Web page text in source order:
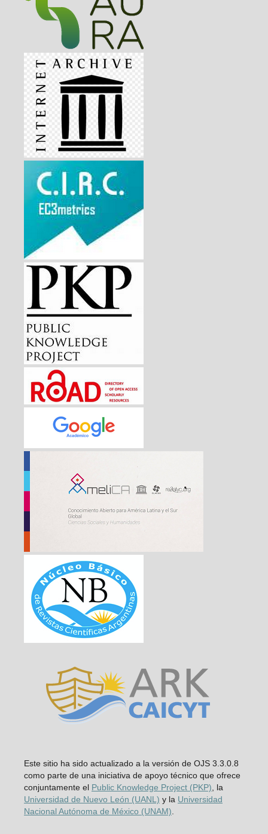
Este sitio ha sido actualizado a la versión de OJS 3.3.0.8
como parte de una iniciativa de apoyo técnico que ofrece
conjuntamente el Public Knowledge Project (PKP) , la
Universidad de Nuevo León (UANL) y la Universidad
Nacional Autónoma de México (UNAM)